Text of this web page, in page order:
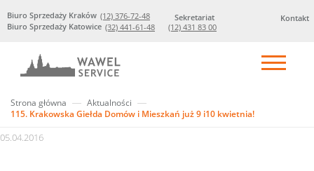
Kontakt
Biuro Sprzedaży Kraków (12) 376-72-48
Biuro Sprzedaży Katowice (32) 441-61-48
Sekretariat
(12) 431 83 00
Strona główna
Aktualności
115. Krakowska Giełda Domów i Mieszkań już 9 i10 kwietnia!
05.04.2016